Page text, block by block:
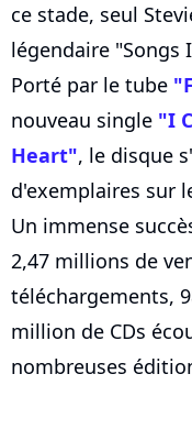
ce stade, seul
légendaire "Songs
Porté par le tube
nouveau single "I
Heart", le disque
d'exemplaires sur
Un immense
2,47 millions de
téléchargements,
million de CDs
nombreuses